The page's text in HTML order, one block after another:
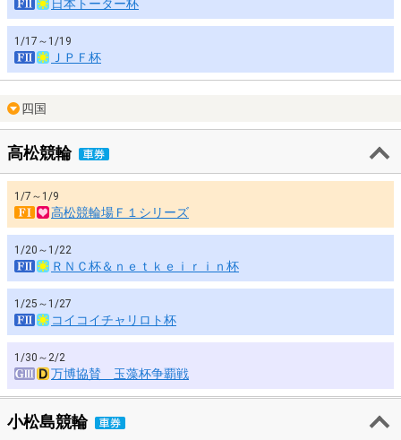
日本トーター杯
1/17～1/19
ＪＰＦ杯
四国
高松競輪
1/7～1/9
高松競輪場Ｆ１シリーズ
1/20～1/22
ＲＮＣ杯＆ｎｅｔｋｅｉｒｉｎ杯
1/25～1/27
コイコイチャリロト杯
1/30～2/2
万博協賛 玉藻杯争覇戦
小松島競輪